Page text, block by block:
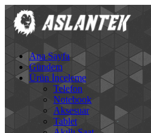
Ana Sayfa
Gündem
Ürün İnceleme
Telefon
Notebook
Aksesuar
Tablet